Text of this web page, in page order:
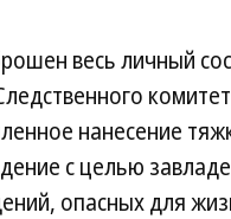
весь личный
нанесение
с целью
опасных для